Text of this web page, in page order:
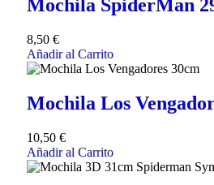
Mochila SpiderMan
8,50 €
Añadir al Carrito
Mochila Los
10,50 €
Añadir al Carrito